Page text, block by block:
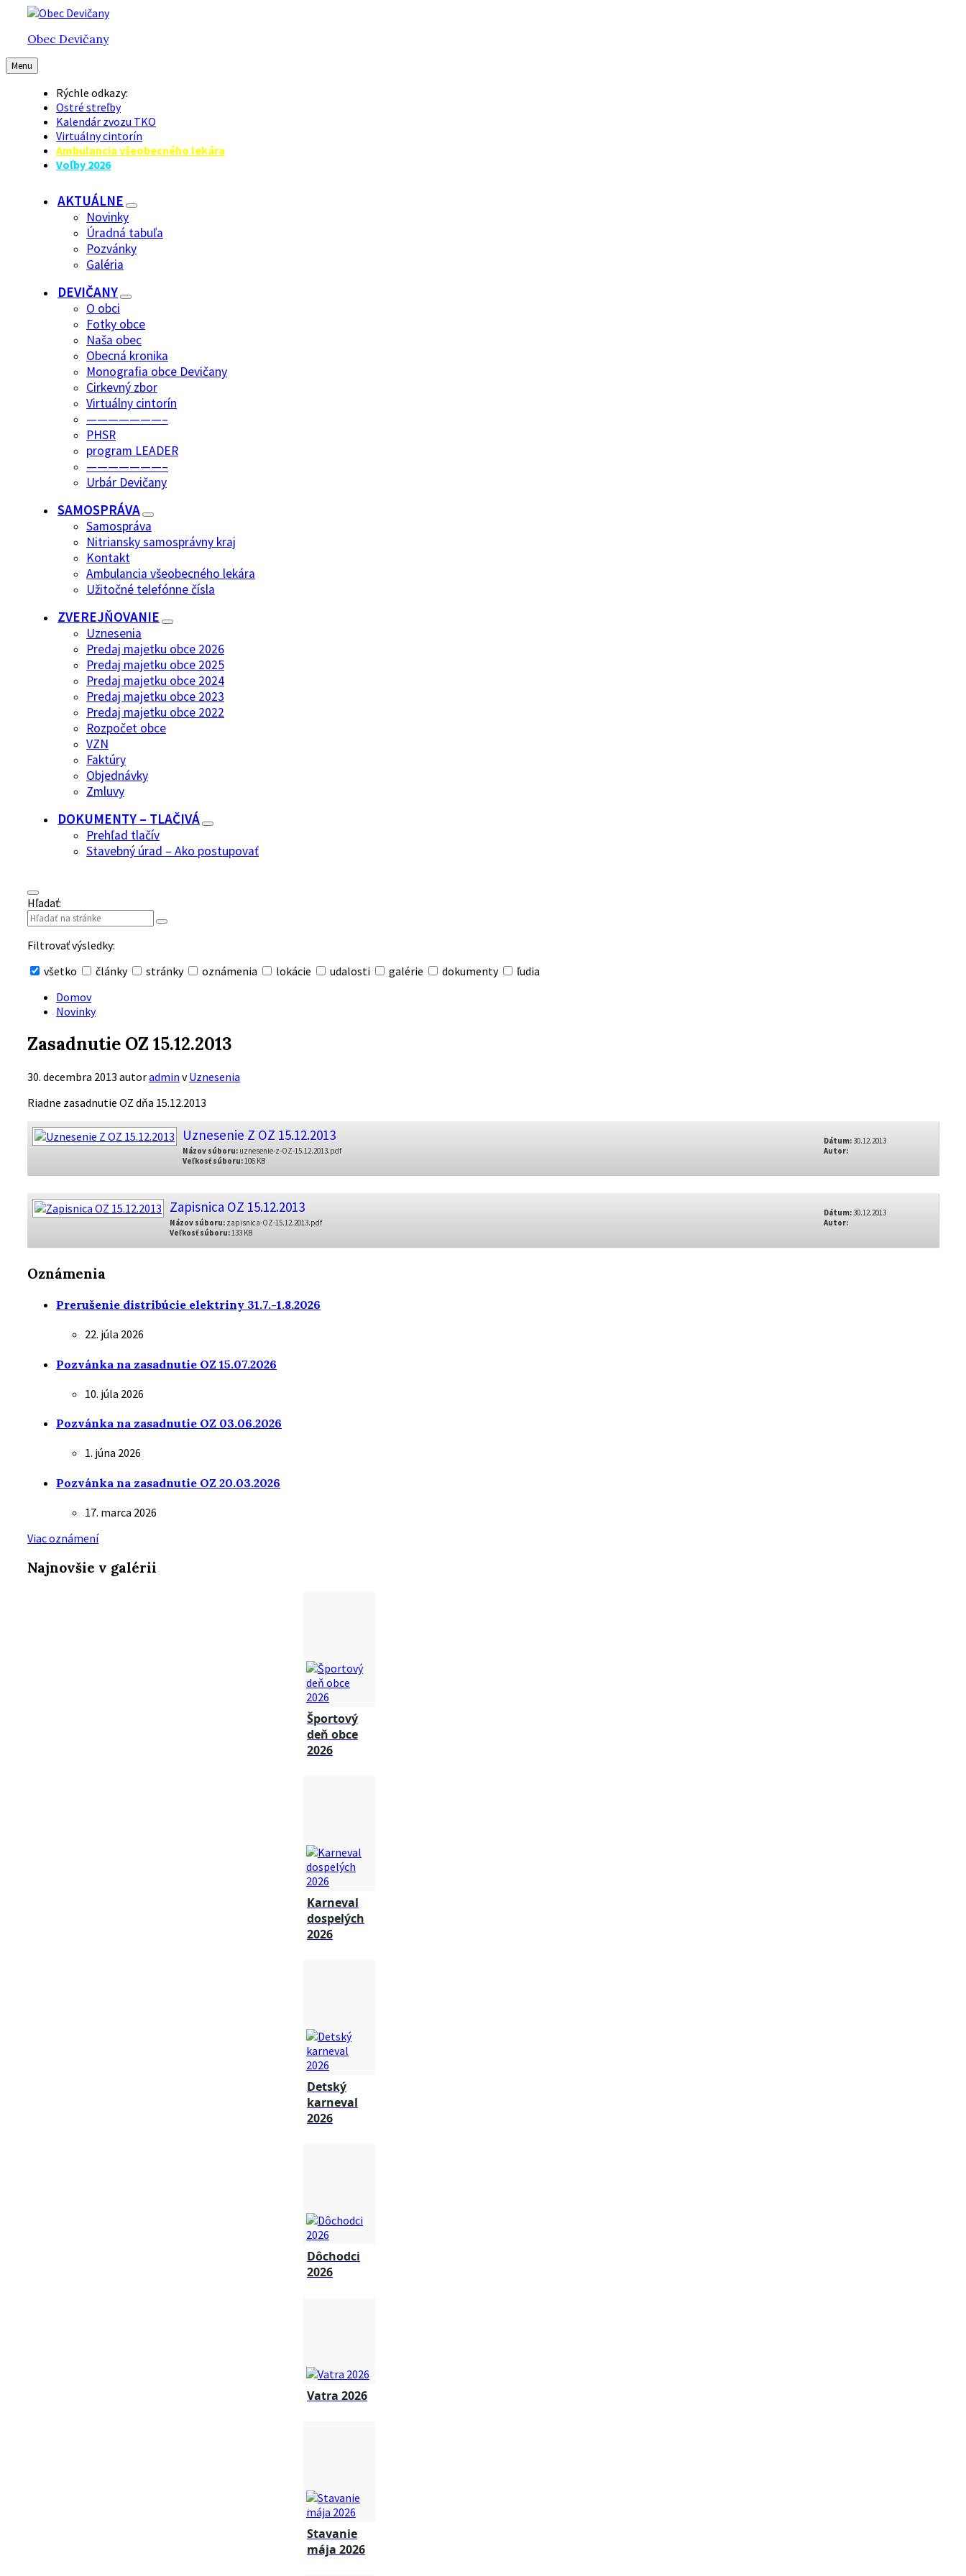
Preskočiť
obsah
Preskočiť
hlavnú
navigáciu
Preskočiť
pätičkuObec Devičany
Menu
Rýchle odkazy:
Ostré streľby
Kalendár zvozu TKO
Virtuálny cintorín
Ambulancia všeobecného lekára
Voľby 2026
AKTUÁLNE
Novinky
Úradná tabuľa
Pozvánky
Galéria
DEVIČANY
O obci
Fotky obce
Naša obec
Obecná kronika
Monografia obce Devičany
Cirkevný zbor
Virtuálny cintorín
———————–
PHSR
program LEADER
———————–
Urbár Devičany
SAMOSPRÁVA
Samospráva
Nitriansky samosprávny kraj
Kontakt
Ambulancia všeobecného lekára
Užitočné telefónne čísla
ZVEREJŇOVANIE
Uznesenia
Predaj majetku obce 2026
Predaj majetku obce 2025
Predaj majetku obce 2024
Predaj majetku obce 2023
Predaj majetku obce 2022
Rozpočet obce
VZN
Faktúry
Objednávky
Zmluvy
DOKUMENTY – TLAČIVÁ
Prehľad tlačív
Stavebný úrad – Ako postupovať
Hľadať:
Filtrovať výsledky:
všetko
články stránky oznámenia lokácie udalosti galérie dokumenty ľudia
vyhľadávanie
Domov
Novinky
Zasadnutie OZ 15.12.2013
30. decembra 2013 autoradmin vUznesenia
Riadne zasadnutie OZ dňa 15.12.2013
Uznesenie Z OZ 15.12.2013
Názov súboru: uznesenie-z-OZ-15.12.2013.pdf
Veľkosť súboru:106 KB
Dátum:30.12.2013
Autor:
Zapisnica OZ 15.12.2013
Názov súboru: zapisnica-OZ-15.12.2013.pdf
Veľkosť súboru:133 KB
Dátum:30.12.2013
Autor:
Oznámenia
Prerušenie distribúcie elektriny 31.7.-1.8.2026
22. júla 2026
Pozvánka na zasadnutie OZ 15.07.2026
10. júla 2026
Pozvánka na zasadnutie OZ 03.06.2026
1. júna 2026
Pozvánka na zasadnutie OZ 20.03.2026
17. marca 2026
Viac oznámení
Najnovšie v galérii
Športový
deň obce
2026
Karneval
dospelých
2026
Detský
karneval
2026
Dôchodci
2026
Vatra 2026
Stavanie
mája 2026